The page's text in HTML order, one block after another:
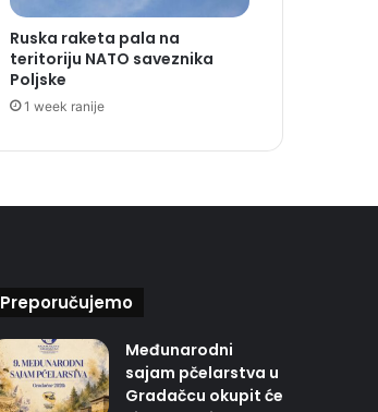
Ruska raketa pala na
teritoriju NATO saveznika
Poljske
1 week ranije
Preporučujemo
Međunarodni
sajam pčelarstva u
Gradačcu okupit će